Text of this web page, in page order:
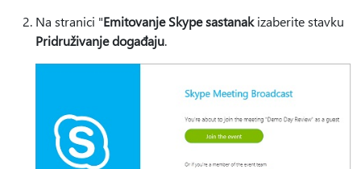
Na stranici "Emitovanje Skype sastanakizaberite stavku
Pridruživanje događaju.